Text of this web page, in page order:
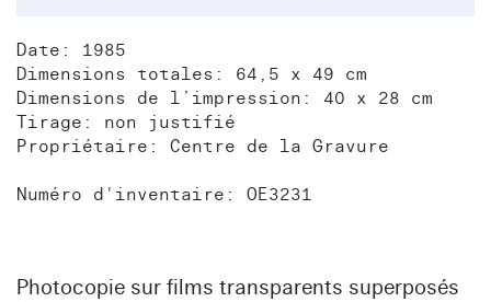
Date: 1985
Dimensions totales: 64,5 x 49 cm
Dimensions de l’impression: 40 x 28 cm
Tirage: non justifié
Propriétaire: Centre de la Gravure
Numéro d'inventaire: OE3231
Photocopie sur films transparents superposés